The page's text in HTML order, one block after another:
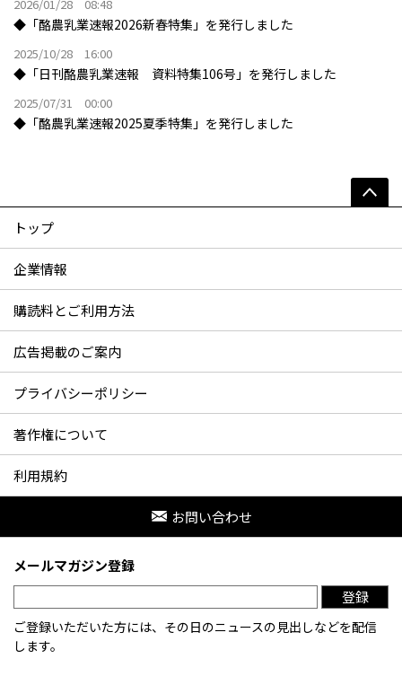
2026/01/28 08:48
◆「酪農乳業速報2026新春特集」を発行しました
2025/10/28 16:00
◆「日刊酪農乳業速報 資料特集106号」を発行しました
2025/07/31 00:00
◆「酪農乳業速報2025夏季特集」を発行しました
トップ
企業情報
購読料とご利用方法
広告掲載のご案内
プライバシーポリシー
著作権について
利用規約
お問い合わせ
メールマガジン登録
登録
ご登録いただいた方には、その日のニュースの見出しなどを配信
します。